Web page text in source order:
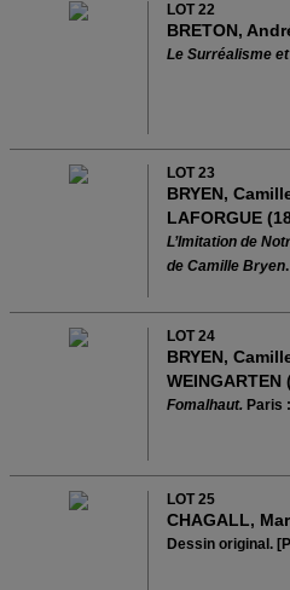
LOT 22
BRETON,
Le Surréalisme
LOT 23
BRYEN,
LAFORGUE
L’Imitation de
de Camille Bryen.
LOT 24
BRYEN,
WEINGARTEN
Fomalhaut. Paris
LOT 25
CHAGALL,
Dessin original.